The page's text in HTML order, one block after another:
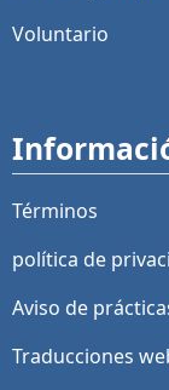
Voluntario
Términos
política de
Aviso de
Traducciones